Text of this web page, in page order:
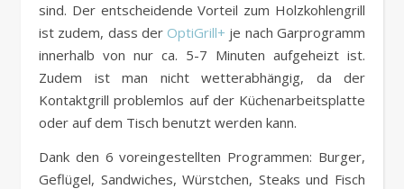
sind. Der entscheidende Vorteil zum Holzkohlengrill
ist zudem, dass der OptiGrill+ je nach Garprogramm
innerhalb von nur ca. 5-7 Minuten aufgeheizt ist.
Zudem ist man nicht wetterabhängig, da der
Kontaktgrill problemlos auf der Küchenarbeitsplatte
oder auf dem Tisch benutzt werden kann.
Dank den 6 voreingestellten Programmen: Burger,
Geflügel, Sandwiches, Würstchen, Steaks und Fisch